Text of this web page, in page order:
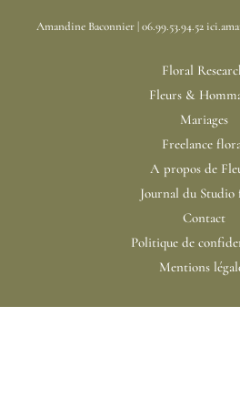
Amandine Baconnier | 06.99.53.94.52
Floral
Fleurs &
Mariages
Freelance
A propos de
Journal du Studio
Contact
Politique de
Mentions